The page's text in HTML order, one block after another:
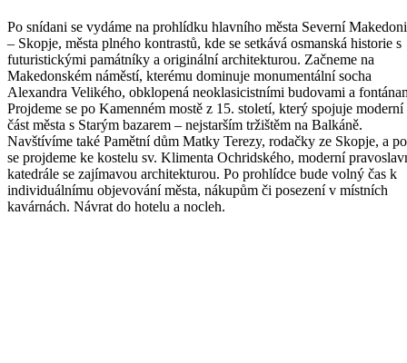
Po snídani se vydáme na prohlídku hlavního města Severní
– Skopje, města plného kontrastů, kde se setkává osmanská historie s
futuristickými památníky a originální architekturou. Začneme na
Makedonském náměstí, kterému dominuje monumentální socha
Alexandra Velikého, obklopená neoklasicistními budovami a
Projdeme se po Kamenném mostě z 15. století, který spojuje moderní
část města s Starým bazarem – nejstarším tržištěm na Balkáně.
Navštívíme také Pamětní dům Matky Terezy, rodačky ze Skopje, a
se projdeme ke kostelu sv. Klimenta Ochridského, moderní
katedrále se zajímavou architekturou. Po prohlídce bude volný čas k
individuálnímu objevování města, nákupům či posezení v místních
kavárnách. Návrat do hotelu a nocleh.